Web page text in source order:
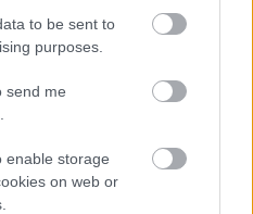
to be sent to
purposes.
send me
enable storage
on web or
bývanie presne podľa
všetko pre ich život i
obklade. Majitelia zbúrali
ako z filmov svojského